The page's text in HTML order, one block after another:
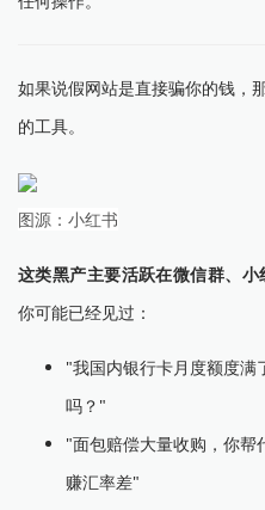
如果说假网站是直接骗你的钱，
的工具。
图源：小红书
这类黑产主要活跃在微信群、
你可能已经见过：
"我国内银行卡月度额度
吗？"
"面包赔偿大量收购，你帮
赚汇率差"